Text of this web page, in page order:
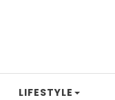
LIFESTYLE